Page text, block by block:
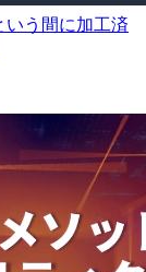
う間に加工済